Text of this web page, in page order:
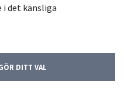
i det känsliga
DITT VAL